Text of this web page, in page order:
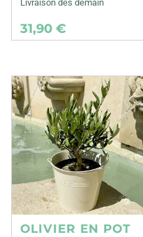
Livraison dès demain
31,90 €
OLIVIER EN POT